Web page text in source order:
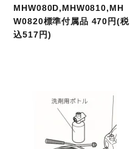
MHW080D,MHW0810,MH
W0820標準付属品 470円(税
込517円)